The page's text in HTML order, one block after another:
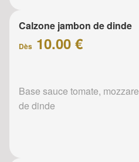
Calzone jambon de dinde
Dès 10.00 €
Base sauce tomate,
de dinde